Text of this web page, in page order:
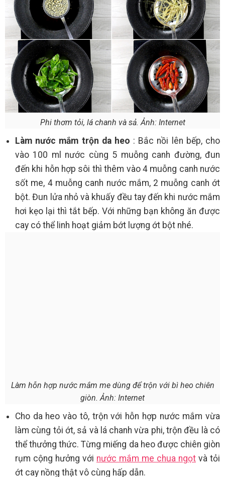
Phi thơm tỏi, lá chanh và sả. Ảnh: Internet
Làm nước mắm trộn da heo : Bắc nồi lên bếp, cho
vào 100 ml nước cùng 5 muỗng canh đường, đun
đến khi hỗn hợp sôi thì thêm vào 4 muỗng canh nước
sốt me, 4 muỗng canh nước mắm, 2 muỗng canh ớt
bột. Đun lửa nhỏ và khuấy đều tay đến khi nước mắm
hơi kẹo lại thì tắt bếp. Với những bạn không ăn được
cay có thể linh hoạt giảm bớt lượng ớt bột nhé.
Làm hỗn hợp nước mắm me dùng để trộn với bì heo chiên
giòn. Ảnh: Internet
Cho da heo vào tô, trộn với hỗn hợp nước mắm vừa
làm cùng tỏi ớt, sả và lá chanh vừa phi, trộn đều là có
thể thưởng thức. Từng miếng da heo được chiên giòn
rụm cộng hưởng với nước mắm me chua ngọt và tỏi
ớt cay nồng thật vô cùng hấp dẫn.